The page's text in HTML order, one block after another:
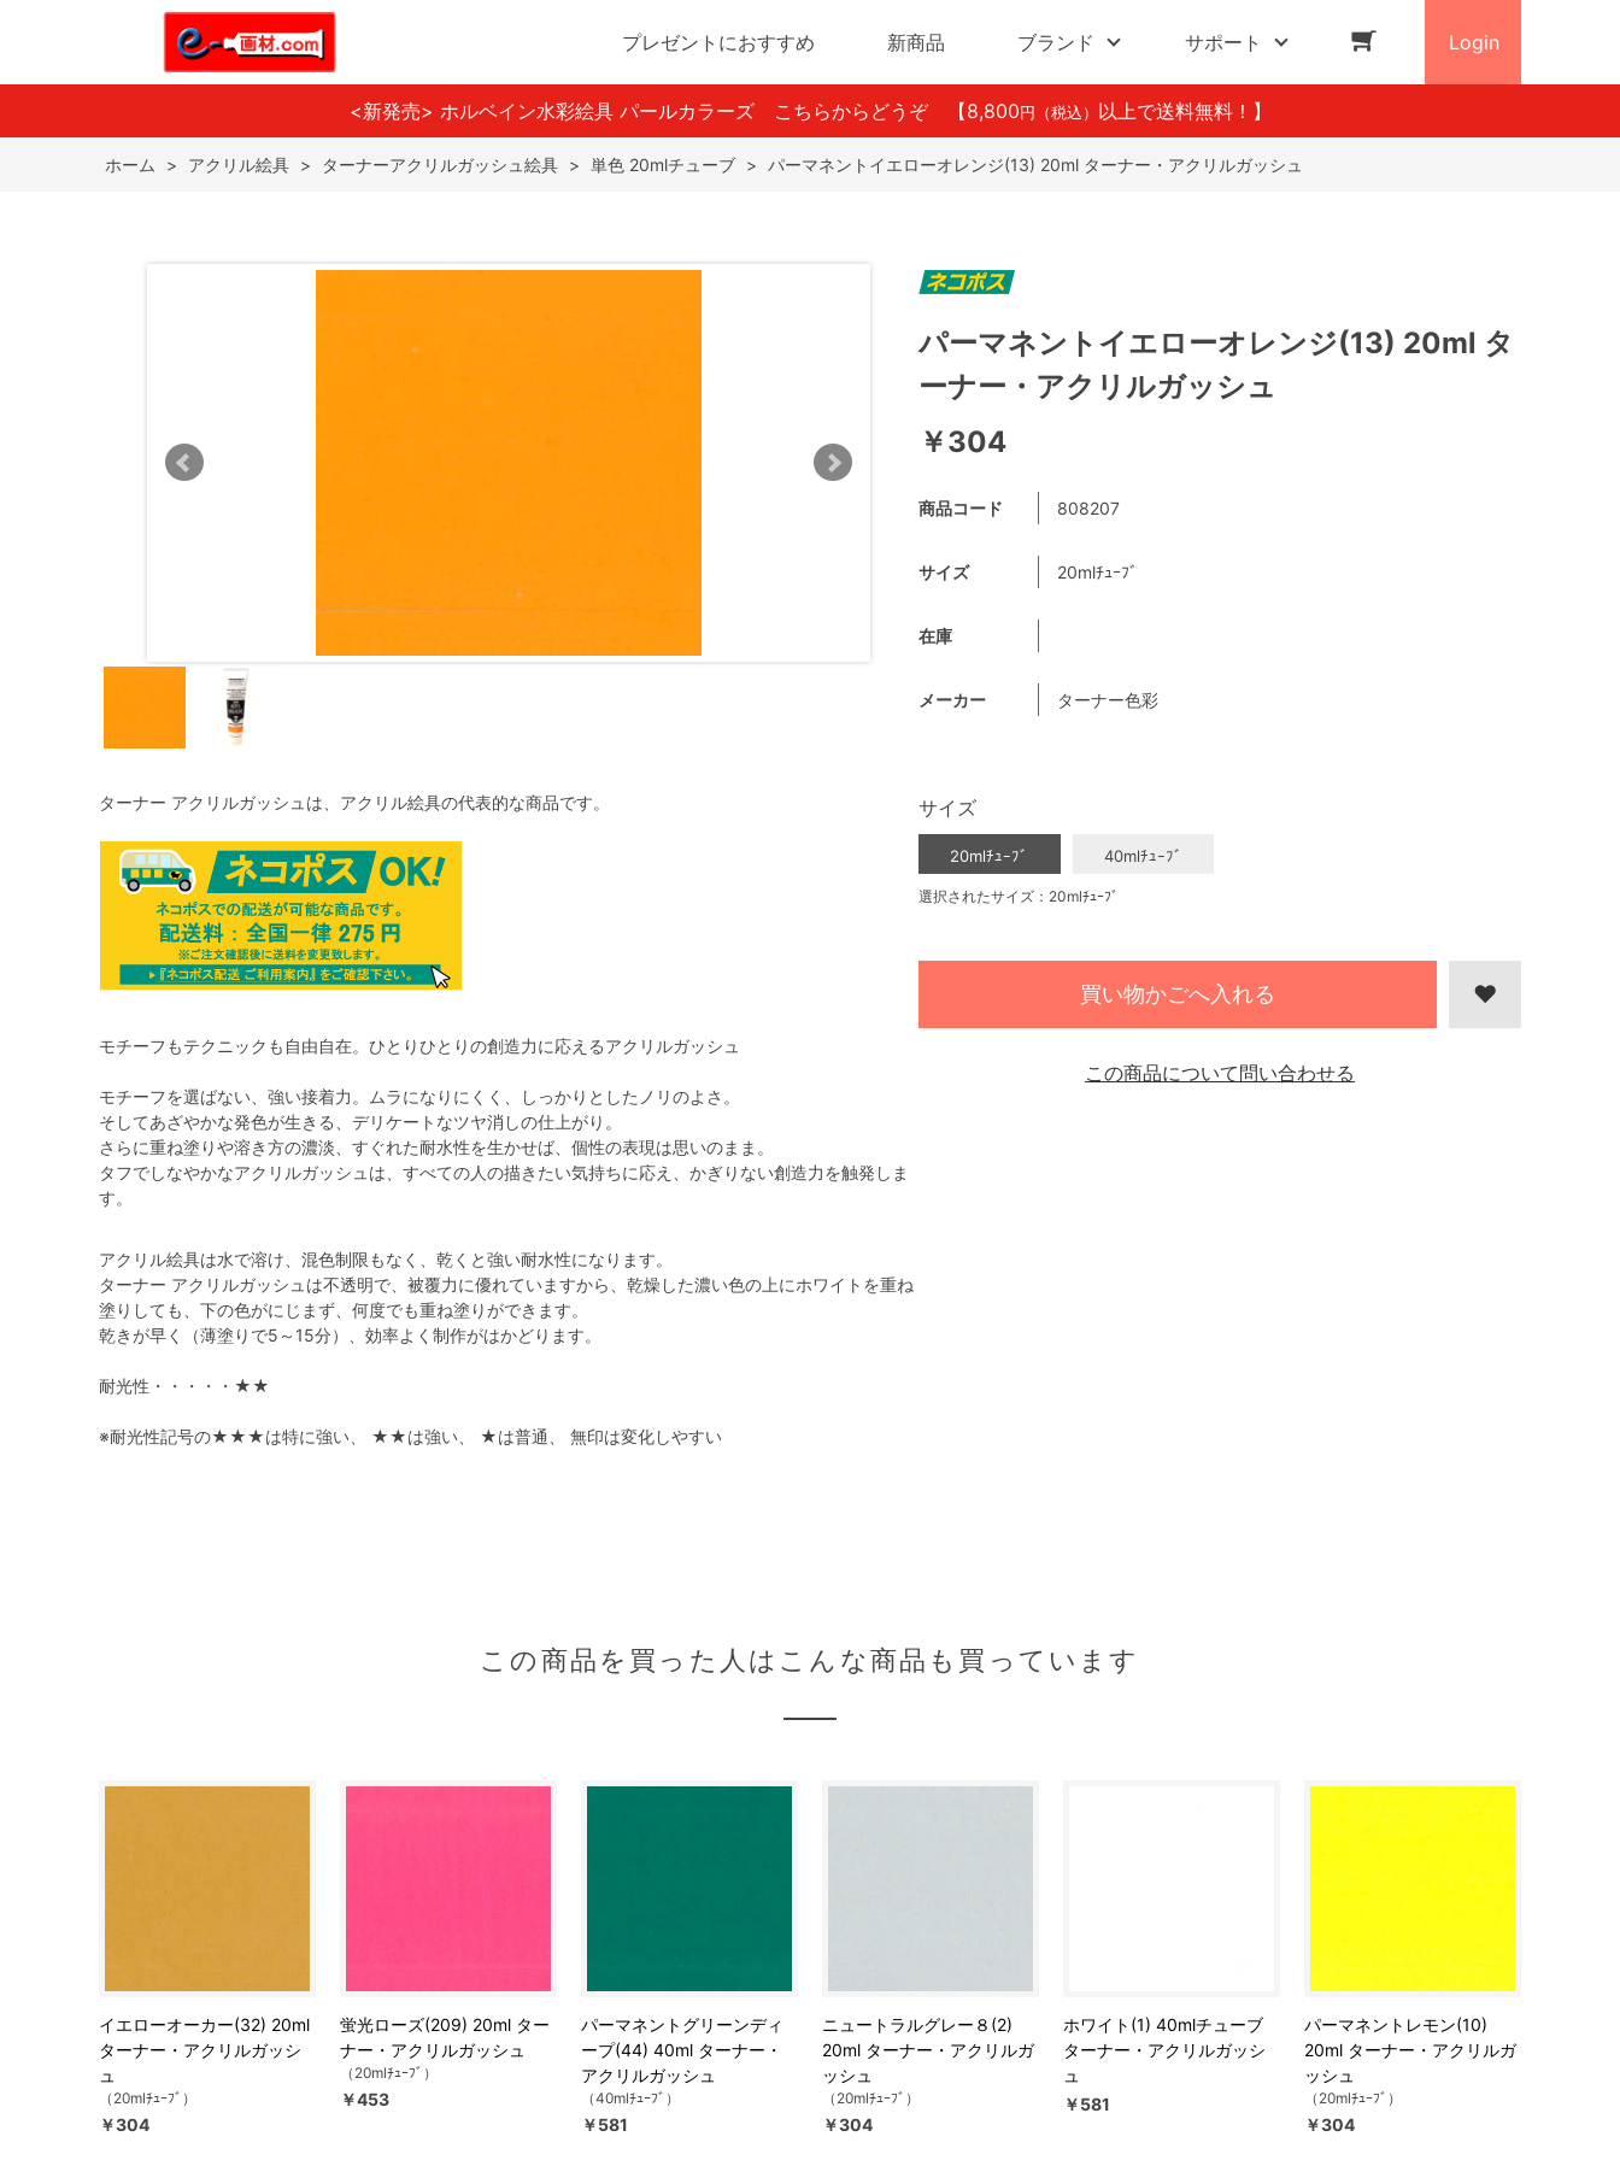
プレゼントにおすすめ 新商品 ブランド サポート Login
<新発売> ホルベイン水彩絵具 パールカラーズ こちらからどうぞ 【8,800 円（税込） 以上で送料無料！】
ホーム > アクリル絵具 > ターナーアクリルガッシュ絵具 > 単色 20mlチューブ > パーマネントイエローオレンジ(13) 20ml ターナー・アクリルガッシュ
ターナー アクリルガッシュは、アクリル絵具の代表的な商品です。
モチーフもテクニックも自由自在。ひとりひとりの創造力に応えるアクリルガッシュ
モチーフを選ばない、強い接着力。ムラになりにくく、しっかりとしたノリのよさ。
そしてあざやかな発色が生きる、デリケートなツヤ消しの仕上がり。
さらに重ね塗りや溶き方の濃淡、すぐれた耐水性を生かせば、個性の表現は思いのまま。
タフでしなやかなアクリルガッシュは、すべての人の描きたい気持ちに応え、かぎりない創造力を触発しま
す。
アクリル絵具は水で溶け、混色制限もなく、乾くと強い耐水性になります。
ターナー アクリルガッシュは不透明で、被覆力に優れていますから、乾燥した濃い色の上にホワイトを重ね
塗りしても、下の色がにじまず、何度でも重ね塗りができます。
乾きが早く（薄塗りで5～15分）、効率よく制作がはかどります。
耐光性・・・・・★★
※耐光性記号の★★★は特に強い、 ★★は強い、 ★は普通、 無印は変化しやすい
パーマネントイエローオレンジ(13) 20ml タ
ーナー・アクリルガッシュ
￥304
商品コード 808207
サイズ 20mlﾁｭｰﾌﾞ
在庫
メーカー ターナー色彩
サイズ
20mlﾁｭｰﾌﾞ 40mlﾁｭｰﾌﾞ
選択されたサイズ：20mlﾁｭｰﾌﾞ
買い物かごへ入れる
この商品について問い合わせる
この商品を買った人はこんな商品も買っています
イエローオーカー(32) 20ml
ターナー・アクリルガッシ
ュ
（20mlﾁｭｰﾌﾞ）
￥304
蛍光ローズ(209) 20ml ター
ナー・アクリルガッシュ
（20mlﾁｭｰﾌﾞ）
￥453
パーマネントグリーンディ
ープ(44) 40ml ターナー・
アクリルガッシュ
（40mlﾁｭｰﾌﾞ）
￥581
ニュートラルグレー８(2)
20ml ターナー・アクリルガ
ッシュ
（20mlﾁｭｰﾌﾞ）
￥304
ホワイト(1) 40mlチューブ
ターナー・アクリルガッシ
ュ
￥581
パーマネントレモン(10)
20ml ターナー・アクリルガ
ッシュ
（20mlﾁｭｰﾌﾞ）
￥304